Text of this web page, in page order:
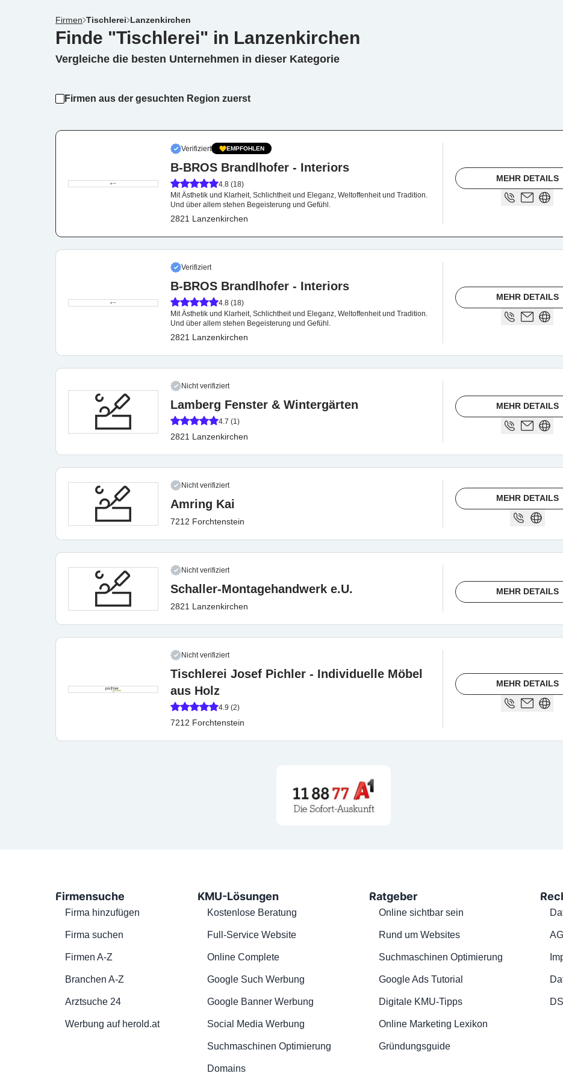
Firmen Tischlerei Lanzenkirchen
Finde "Tischlerei" in Lanzenkirchen
Vergleiche die besten Unternehmen in dieser Kategorie
Firmen aus der gesuchten Region zuerst
Verifiziert EMPFOHLEN
B-BROS Brandlhofer - Interiors
4.8 (18)
Mit Ästhetik und Klarheit, Schlichtheit und Eleganz, Weltoffenheit und Tradition.
Und über allem stehen Begeisterung und Gefühl.
2821 Lanzenkirchen
MEHR DETAILS
Verifiziert
B-BROS Brandlhofer - Interiors
4.8 (18)
Mit Ästhetik und Klarheit, Schlichtheit und Eleganz, Weltoffenheit und Tradition.
Und über allem stehen Begeisterung und Gefühl.
2821 Lanzenkirchen
MEHR DETAILS
Nicht verifiziert
Lamberg Fenster & Wintergärten
4.7 (1)
2821 Lanzenkirchen
MEHR DETAILS
Nicht verifiziert
Amring Kai
7212 Forchtenstein
MEHR DETAILS
Nicht verifiziert
Schaller-Montagehandwerk e.U.
2821 Lanzenkirchen
MEHR DETAILS
Nicht verifiziert
Tischlerei Josef Pichler - Individuelle Möbel
aus Holz
4.9 (2)
7212 Forchtenstein
MEHR DETAILS
Firmensuche
Firma hinzufügen
Firma suchen
Firmen A-Z
Branchen A-Z
Arztsuche 24
Werbung auf herold.at
KMU-Lösungen
Kostenlose Beratung
Full-Service Website
Online Complete
Google Such Werbung
Google Banner Werbung
Social Media Werbung
Suchmaschinen Optimierung
Domains
Ratgeber
Online sichtbar sein
Rund um Websites
Suchmaschinen Optimierung
Google Ads Tutorial
Digitale KMU-Tipps
Online Marketing Lexikon
Gründungsguide